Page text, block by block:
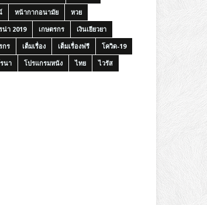
หน้ากากอนามัย
หวย
น่า 2019
เกษตรกร
เงินเยียวยา
กร
เต็มเรื่อง เต็มเรื่องฟรี
โควิด-19
นา โปรแกรมหนัง ไทย ไวรัส